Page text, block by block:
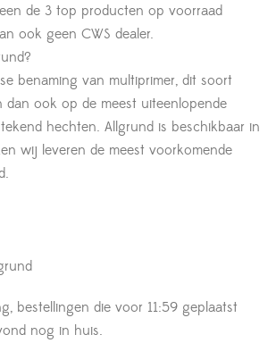
de 3 top producten op voorraad
ook geen CWS dealer.
benaming van multiprimer, dit soort
ook op de meest uiteenlopende
hechten. Allgrund is beschikbaar in
wij leveren de meest voorkomende
bestellingen die voor 11:59 geplaatst
nog in huis.